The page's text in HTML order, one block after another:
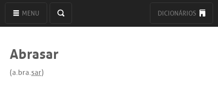
MENU DICIONÁRIOS
Abrasar
(a.bra.sar)